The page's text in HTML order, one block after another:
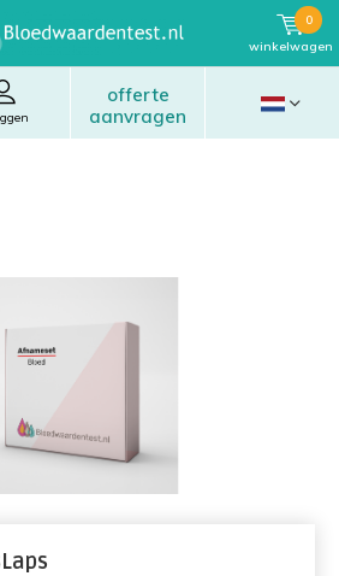
offerte
aanvragen
winkelwagen
0